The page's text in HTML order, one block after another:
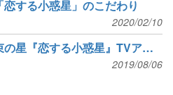
する小惑星」のこだわり
2020/02/10
ふたりで探す約束の星『恋する小惑星』TVアニメ放送決定
2019/08/06